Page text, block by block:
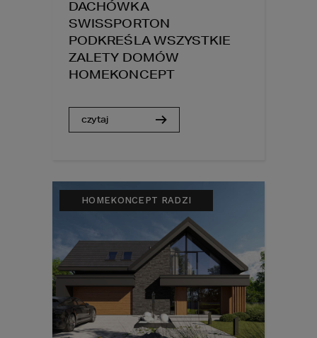
DACHÓWKA
SWISSPORTON
PODKREŚLA WSZYSTKIE
ZALETY DOMÓW
HOMEKONCEPT
czytaj
HOMEKONCEPT RADZI